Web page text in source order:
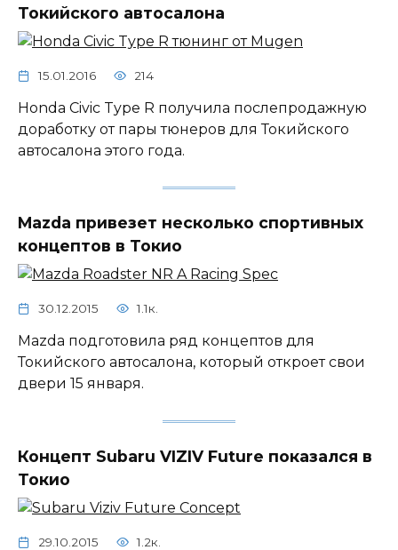
Токийского автосалона
15.01.2016 214
Honda Civic Type R получила послепродажную
доработку от пары тюнеров для Токийского
автосалона этого года.
Mazda привезет несколько спортивных
концептов в Токио
30.12.2015 1.1к.
Mazda подготовила ряд концептов для
Токийского автосалона, который откроет свои
двери 15 января.
Концепт Subaru VIZIV Future показался в
Токио
29.10.2015 1.2к.